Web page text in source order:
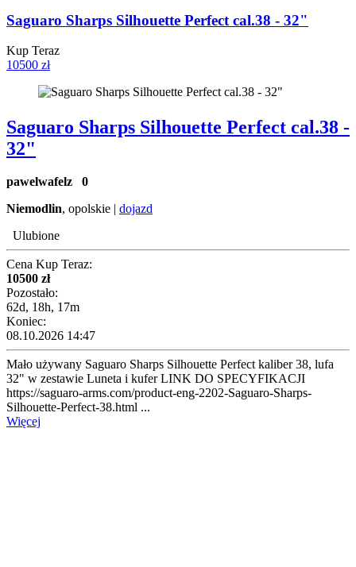
Saguaro Sharps Silhouette Perfect cal.38 - 32"
Kup Teraz
10500 zł
Saguaro Sharps Silhouette Perfect cal.38 -
32"
pawelwafelz 0
Niemodlin, opolskie | dojazd
Ulubione
Cena Kup Teraz:
10500 zł
Pozostało:
62d, 18h, 17m
Koniec:
08.10.2026 14:47
Mało używany Saguaro Sharps Silhouette Perfect kaliber 38, lufa
32" w zestawie Luneta i kufer LINK DO SPECYFIKACJI
https://saguaro-arms.com/product-eng-2202-Saguaro-Sharps-
Silhouette-Perfect-38.html ...
Więcej